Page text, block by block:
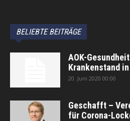
BELIEBTE BEITRÄGE
AOK-
Krankenstand
20. Juni 2020 00:00
Geschafft –
für Corona-